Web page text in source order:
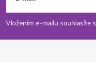
p
a
Vložením e-mailu souhlasíte s